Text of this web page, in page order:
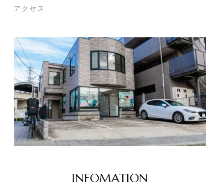
アクセス
INFOMATION